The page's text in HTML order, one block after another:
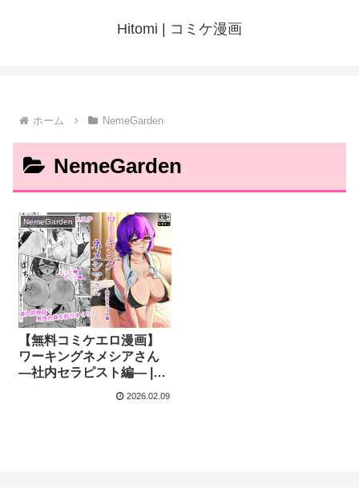
Hitomi | コミケ漫画
ホーム NemeGarden
NemeGarden
NemeGarden
【無料コミケエロ漫画】
ワーキングネメシアさん
―社内セラピスト編― |
2026.02.09